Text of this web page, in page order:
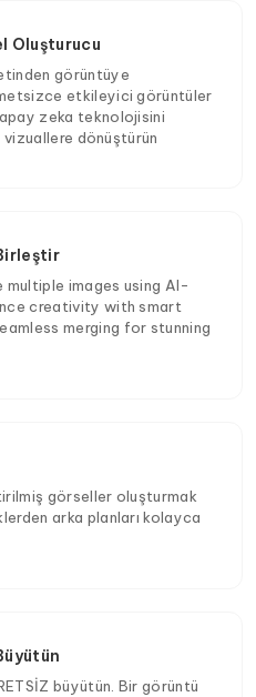
Oluşturucu
görüntüye
etkileyici görüntüler
zeka teknolojisini
dönüştürün
images using AI-
creativity with smart
merging for stunning
görseller oluşturmak
arka planları kolayca
büyütün. Bir görüntü